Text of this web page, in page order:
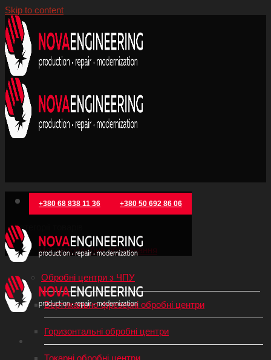
Skip to content
+380 68 838 11 36 +380 50 692 86 06
Категорії товарів
Металообробне обладнання
Обробні центри з ЧПУ
Вертикально-фрезерні обробні центри
Горизонтальні обробні центри
Токарні обробні центри